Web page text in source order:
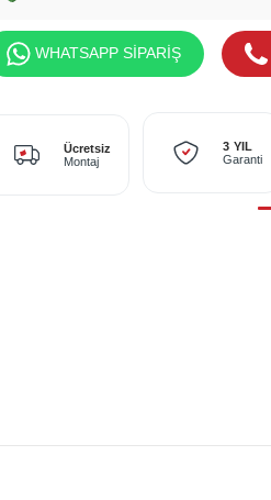
WHATSAPP SİPARİŞ
Ücretsiz
Montaj
3 YIL
Garanti